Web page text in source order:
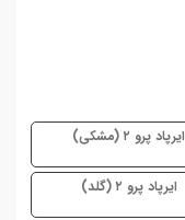
ایرپاد پرو ۲ (مشکی)
ایرپاد پرو ۲ (گلد)